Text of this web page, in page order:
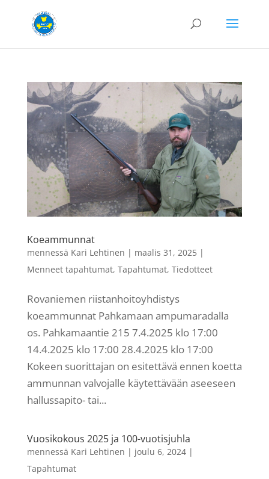
Koeammunnat
mennessä Kari Lehtinen | maalis 31, 2025|
Menneet tapahtumat, Tapahtumat, Tiedotteet
Rovaniemen riistanhoitoyhdistys
koeammunnat Pahkamaan ampumaradalla
os. Pahkamaantie 215 7.4.2025 klo 17:00
14.4.2025 klo 17:00 28.4.2025 klo 17:00
Kokeen suorittajan on esitettävä ennen koetta
ammunnan valvojalle käytettävään aseeseen
hallussapito- tai...
Vuosikokous 2025 ja 100-vuotisjuhla
mennessä Kari Lehtinen | joulu 6, 2024|
Tapahtumat